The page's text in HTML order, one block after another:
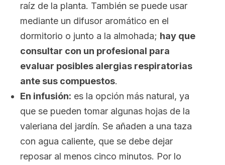
raíz de la planta. También se puede usar
mediante un difusor aromático en el
dormitorio o junto a la almohada; hay que
consultar con un profesional para
evaluar posibles alergias respiratorias
ante sus compuestos.
En infusión: es la opción más natural, ya
que se pueden tomar algunas hojas de la
valeriana del jardín. Se añaden a una taza
con agua caliente, que se debe dejar
reposar al menos cinco minutos. Por lo